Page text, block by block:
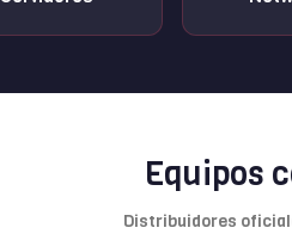
Equipos
Distribuidores